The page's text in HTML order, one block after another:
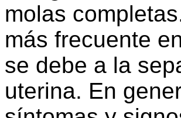
molas
más frecuente
se debe a la
uterina. En